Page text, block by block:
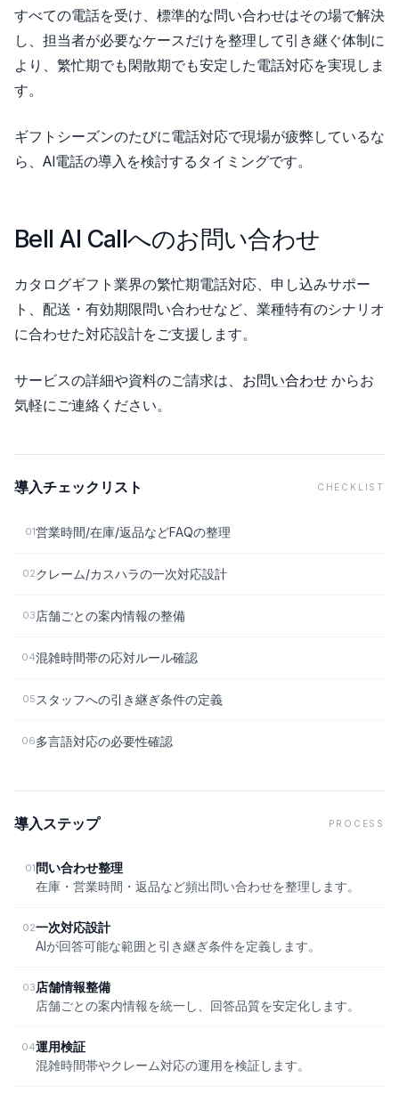
すべての電話を受け、標準的な問い合わせはその場で解決
し、担当者が必要なケースだけを整理して引き継ぐ体制に
より、繁忙期でも閑散期でも安定した電話対応を実現しま
す。
ギフトシーズンのたびに電話対応で現場が疲弊しているな
ら、AI電話の導入を検討するタイミングです。
Bell AI Callへのお問い合わせ
カタログギフト業界の繁忙期電話対応、申し込みサポー
ト、配送・有効期限問い合わせなど、業種特有のシナリオ
に合わせた対応設計をご支援します。
サービスの詳細や資料のご請求は、 お問い合わせ からお
気軽にご連絡ください。
導入チェックリスト CHECKLIST
01営業時間/在庫/返品などFAQの整理
02クレーム/カスハラの一次対応設計
03 店舗ごとの案内情報の整備
04混雑時間帯の応対ルール確認
05 スタッフへの引き継ぎ条件の定義
06多言語対応の必要性確認
導入ステップ PROCESS
01問い合わせ整理
在庫・営業時間・返品など頻出問い合わせを整理します。
02一次対応設計
AIが回答可能な範囲と引き継ぎ条件を定義します。
03 店舗情報整備
店舗ごとの案内情報を統一し、回答品質を安定化します。
04運用検証
混雑時間帯やクレーム対応の運用を検証します。